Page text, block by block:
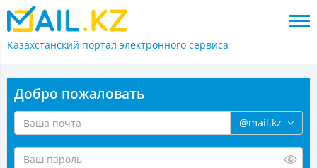
Казахстанский портал электронного сервиса
Добро пожаловать
@mail.kz